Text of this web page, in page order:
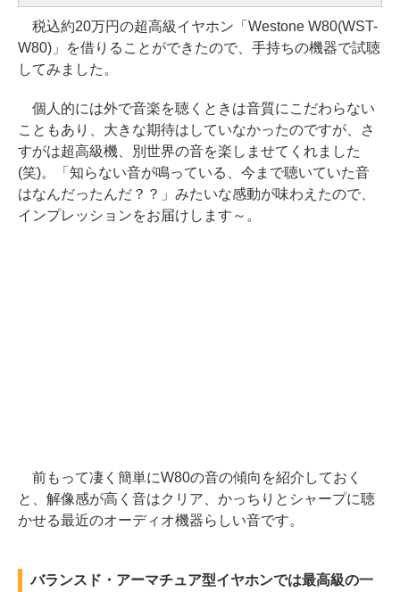
税込約20万円の超高級イヤホン「Westone W80(WST-
W80)」を借りることができたので、手持ちの機器で試聴
してみました。
個人的には外で音楽を聴くときは音質にこだわらない
こともあり、大きな期待はしていなかったのですが、さ
すがは超高級機、別世界の音を楽しませてくれました
(笑)。「知らない音が鳴っている、今まで聴いていた音
はなんだったんだ？？」みたいな感動が味わえたので、
インプレッションをお届けします～。
前もって凄く簡単にW80の音の傾向を紹介しておく
と、解像感が高く音はクリア、かっちりとシャープに聴
かせる最近のオーディオ機器らしい音です。
バランスド・アーマチュア型イヤホンでは最高級の一